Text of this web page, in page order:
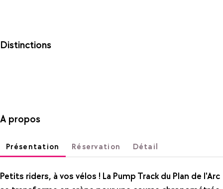
Distinctions
A propos
Présentation Réservation Détail
Petits riders, à vos vélos ! La Pump Track du Plan de l'Arc